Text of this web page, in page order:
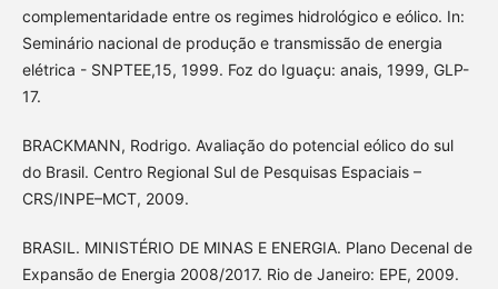
complementaridade entre os regimes hidrológico e eólico. In:
Seminário nacional de produção e transmissão de energia
elétrica - SNPTEE,15, 1999. Foz do Iguaçu: anais, 1999, GLP-
17.
BRACKMANN, Rodrigo. Avaliação do potencial eólico do sul
do Brasil. Centro Regional Sul de Pesquisas Espaciais –
CRS/INPE–MCT, 2009.
BRASIL. MINISTÉRIO DE MINAS E ENERGIA. Plano Decenal de
Expansão de Energia 2008/2017. Rio de Janeiro: EPE, 2009.